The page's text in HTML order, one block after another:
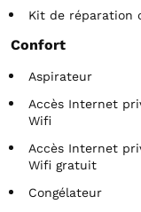
Kit de réparation
Confort
Aspirateur
Accès Internet
Wifi
Accès Internet
Wifi gratuit
Congélateur